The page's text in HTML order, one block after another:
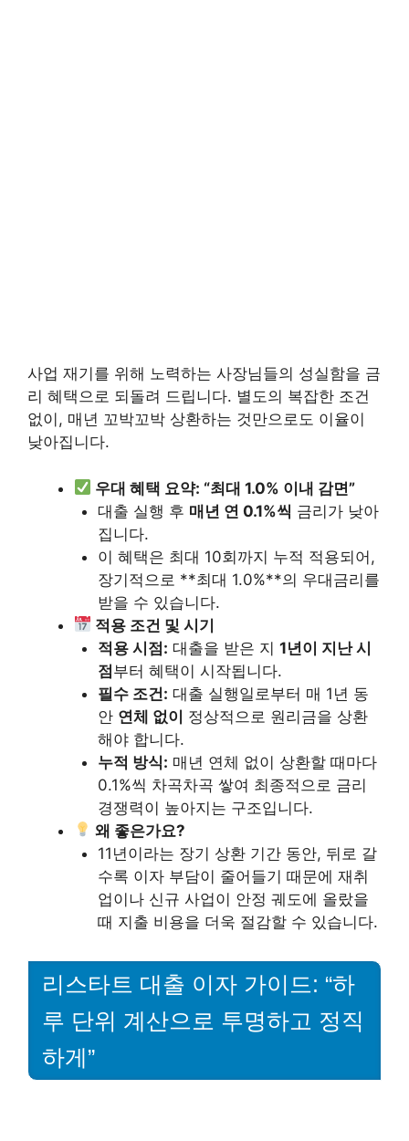
사업 재기를 위해 노력하는 사장님들의 성실함을 금
리 혜택으로 되돌려 드립니다. 별도의 복잡한 조건
없이, 매년 꼬박꼬박 상환하는 것만으로도 이율이
낮아집니다.
우대 혜택 요약: “최대 1.0% 이내 감면”
대출 실행 후 매년 연 0.1%씩 금리가 낮아
집니다.
이 혜택은 최대 10회까지 누적 적용되어,
장기적으로 **최대 1.0%**의 우대금리를
받을 수 있습니다.
적용 조건 및 시기
적용 시점: 대출을 받은 지 1년이 지난 시
점부터 혜택이 시작됩니다.
필수 조건: 대출 실행일로부터 매 1년 동
안 연체 없이 정상적으로 원리금을 상환
해야 합니다.
누적 방식: 매년 연체 없이 상환할 때마다
0.1%씩 차곡차곡 쌓여 최종적으로 금리
경쟁력이 높아지는 구조입니다.
왜 좋은가요?
11년이라는 장기 상환 기간 동안, 뒤로 갈
수록 이자 부담이 줄어들기 때문에 재취
업이나 신규 사업이 안정 궤도에 올랐을
때 지출 비용을 더욱 절감할 수 있습니다.
리스타트 대출 이자 가이드: “하
루 단위 계산으로 투명하고 정직
하게”